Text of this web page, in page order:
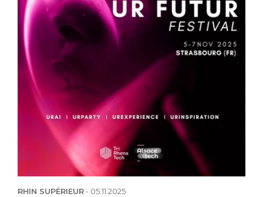
RHIN SUPÉRIEUR- 05.11.2025